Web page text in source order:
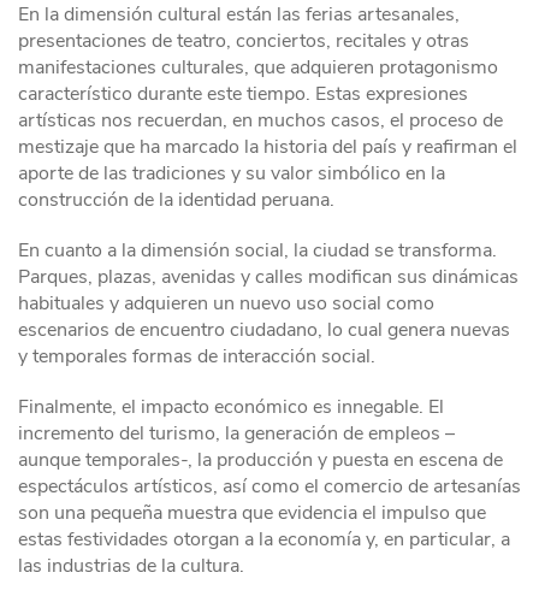
En la dimensión cultural están las ferias artesanales,
presentaciones de teatro, conciertos, recitales y otras
manifestaciones culturales, que adquieren protagonismo
característico durante este tiempo. Estas expresiones
artísticas nos recuerdan, en muchos casos, el proceso de
mestizaje que ha marcado la historia del país y reafirman el
aporte de las tradiciones y su valor simbólico en la
construcción de la identidad peruana.
En cuanto a la dimensión social, la ciudad se transforma.
Parques, plazas, avenidas y calles modifican sus dinámicas
habituales y adquieren un nuevo uso social como
escenarios de encuentro ciudadano, lo cual genera nuevas
y temporales formas de interacción social.
Finalmente, el impacto económico es innegable. El
incremento del turismo, la generación de empleos –
aunque temporales-, la producción y puesta en escena de
espectáculos artísticos, así como el comercio de artesanías
son una pequeña muestra que evidencia el impulso que
estas festividades otorgan a la economía y, en particular, a
las industrias de la cultura.